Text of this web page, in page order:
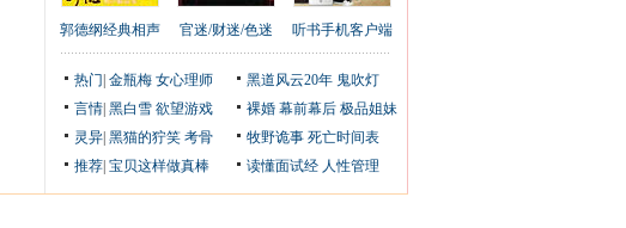
郭德纲经典相声 官迷/财迷/色迷 听书手机客户端
热门 金瓶梅 女心理师 黑道风云20年 鬼吹灯
言情 黑白雪 欲望游戏 裸婚 幕前幕后 极品姐妹
灵异 黑猫的狞笑 考骨 牧野诡事 死亡时间表
推荐 宝贝这样做真棒 读懂面试经 人性管理